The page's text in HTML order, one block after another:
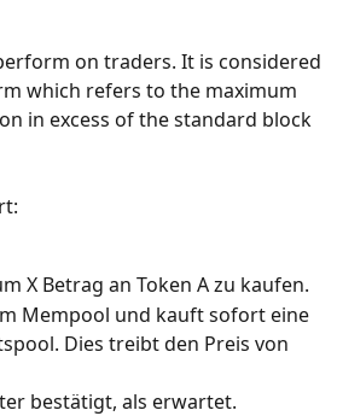
on traders. It is considered
which refers to the maximum
in excess of the standard block
X Betrag an Token A zu kaufen.
Mempool und kauft sofort eine
Dies treibt den Preis von
bestätigt, als erwartet.